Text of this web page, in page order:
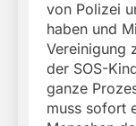
von Polizei
haben und
Vereinigung
der SOS-
ganze
muss sofort